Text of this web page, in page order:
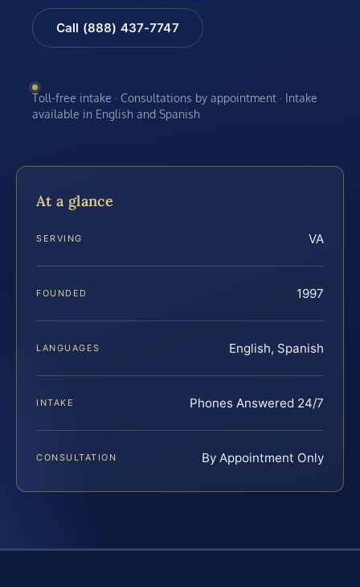
Call (888) 437-7747
Toll-free intake · Consultations by appointment · Intake
available in English and Spanish
At a glance
SERVING VA
FOUNDED 1997
LANGUAGES English, Spanish
INTAKE Phones Answered 24/7
CONSULTATION By Appointment Only